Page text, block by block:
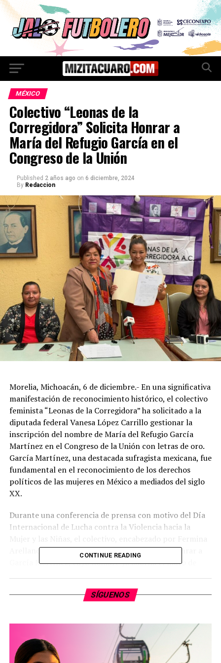
MÉXICO
Colectivo “Leonas de la
Corregidora” Solicita Honrar a
María del Refugio García en el
Congreso de la Unión
Published 2 años ago on 6 diciembre, 2024
By Redaccion
Morelia, Michoacán, 6 de diciembre.- En una significativa
manifestación de reconocimiento histórico, el colectivo
feminista “Leonas de la Corregidora” ha solicitado a la
diputada federal Vanesa López Carrillo gestionar la
inscripción del nombre de María del Refugio García
Martínez en el Congreso de la Unión con letras de oro.
García Martínez, una destacada sufragista mexicana, fue
fundamental en el reconocimiento de los derechos
políticos de las mujeres en México a mediados del siglo
XX.
Durante una conferencia de prensa con motivo del Día
Internacional de Lucha contra la Violencia hacia la
Arellano Mantero, destacó la importancia de honrar a
García Martínez, cuyo nombre ya adorna el muro de
que, gracias al decreto del 17 de octubre de 1953,
durante el mandato del presidente Adolfo Ruiz Cortines,
públicos.
Arellano Mantero recordó cómo, gracias a una iniciativa
de la exdiputada María de la Luz Núñez Ramos, el
CONTINUE READING
SÍGUENOS